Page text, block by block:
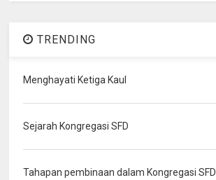
TRENDING
Menghayati Ketiga Kaul
Sejarah Kongregasi SFD
Tahapan pembinaan dalam Kongregasi SFD